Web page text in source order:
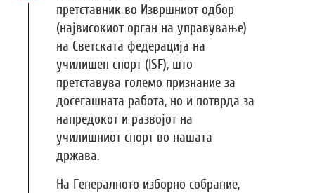
претставник во Извршниот одбор
(највисокиот орган на управување)
на Светската федерација на
училишен спорт (ISF), што
претставува големо признание за
досегашната работа, но и потврда за
напредокот и развојот на
училишниот спорт во нашата
држава.
На Генералното изборно собрание,